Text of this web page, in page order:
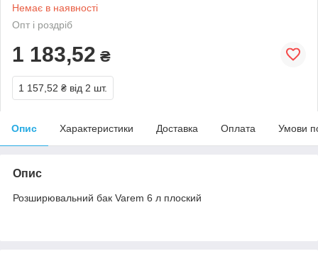
Немає в наявності
Опт і роздріб
1 183,52 ₴
1 157,52 ₴ від 2 шт.
Опис Характеристики Доставка Оплата Умови
Опис
Розширювальний бак Varem 6 л плоский